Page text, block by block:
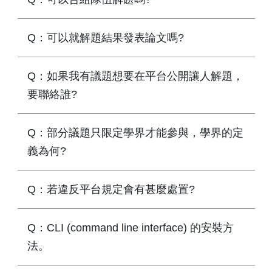
Q：可以就解題結果發表論文嗎?
Q：如果我有議題想要在平台公開讓人解題，
要聯絡誰?
Q：部分議題只限定學界才能參與，學界的定
義為何?
Q：若違反平台規定會有甚麼處置?
Q：CLI (command line interface) 的安裝方
法。